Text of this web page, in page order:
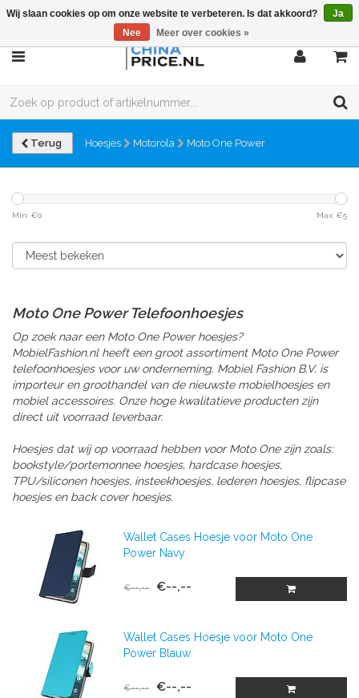
Terug Hoesjes Motorola Moto One Power
Min: €0 Max: €5
Moto One Power Telefoonhoesjes
Op zoek naar een Moto One Power hoesjes?
MobielFashion.nl heeft een groot assortiment Moto One Power
telefoonhoesjes voor uw onderneming. Mobiel Fashion B.V. is
importeur en groothandel van de nieuwste mobielhoesjes en
mobiel accessoires. Onze hoge kwalitatieve producten zijn
direct uit voorraad leverbaar.
Hoesjes dat wij op voorraad hebben voor Moto One zijn zoals:
bookstyle/portemonnee hoesjes, hardcase hoesjes,
TPU/siliconen hoesjes, insteekhoesjes, lederen hoesjes, flipcase
hoesjes en back cover hoesjes.
Wallet Cases Hoesje voor Moto One
Power Navy
€--,-- €--,--
Wallet Cases Hoesje voor Moto One
Power Blauw
€--,-- €--,--
Wij slaan cookies op om onze website te verbeteren. Is dat akkoord?
Ja
Nee
Meer over cookies »